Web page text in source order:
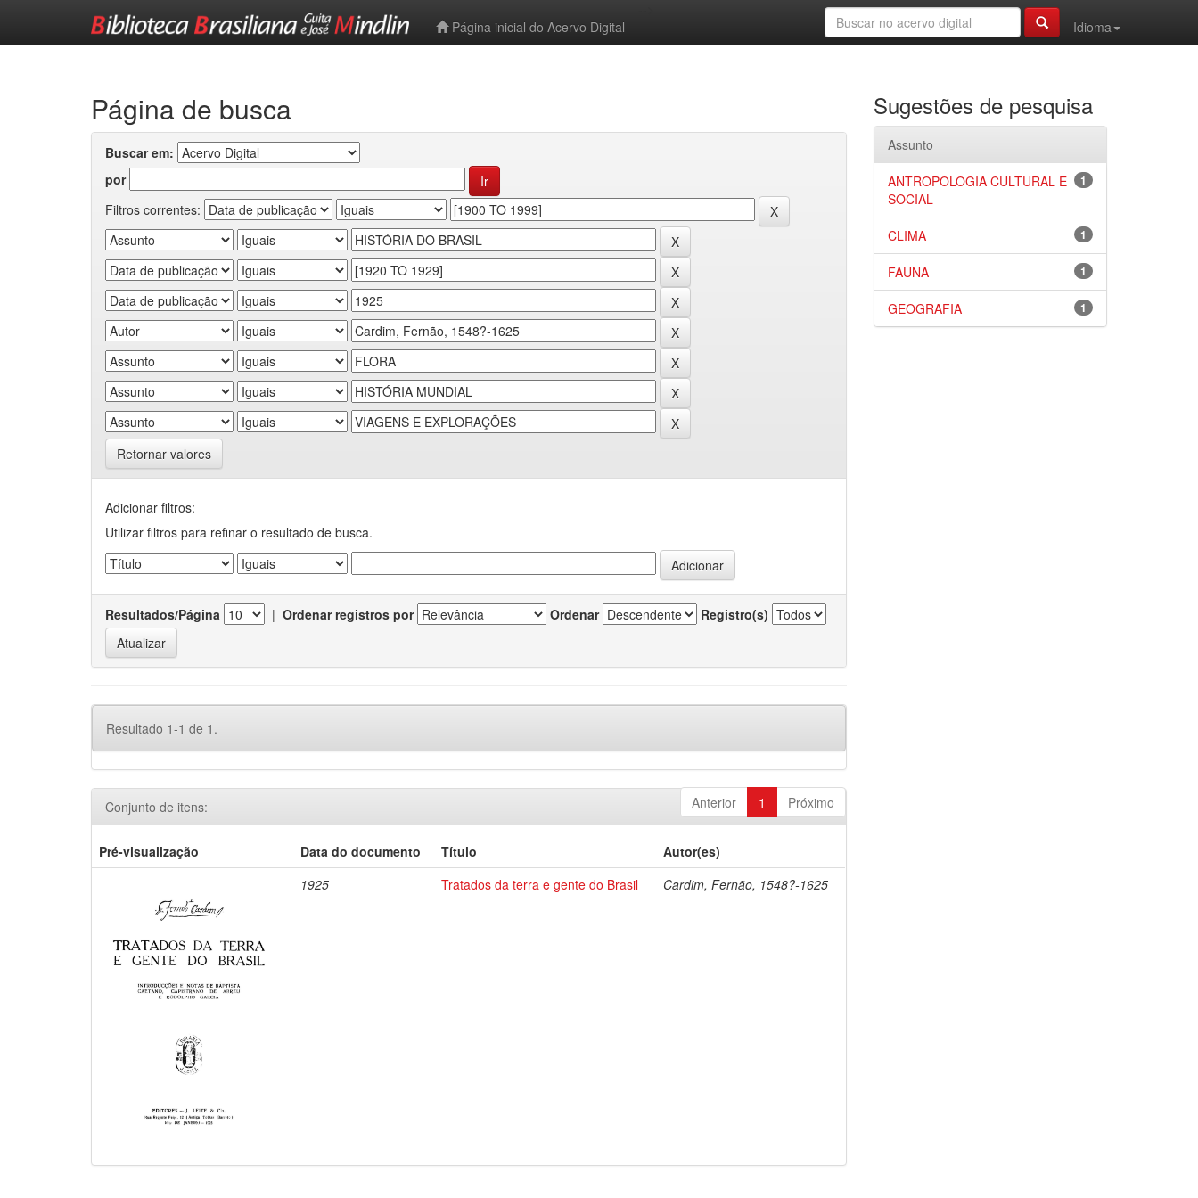
Página inicial do Acervo Digital
Idioma
Página de busca
Buscar em:
por
Filtros correntes:
Retornar valores
Adicionar filtros:
Utilizar filtros para refinar o resultado de busca.
Resultados/Página | Ordenar registros por Ordenar Registro(s)
Resultado 1-1 de 1.
Anterior 1 Próximo
Conjunto de itens:
Pré-visualização Data do documento Título
Autor(es)
1925
Tratados da terra e gente do Brasil Cardim, Fernão, 1548?-1625
Sugestões de pesquisa
Assunto
1
ANTROPOLOGIA CULTURAL E
SOCIAL
1
CLIMA
1
FAUNA
1
GEOGRAFIA